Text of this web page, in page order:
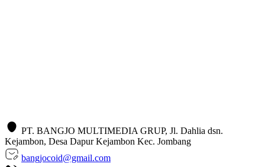
PT. BANGJO MULTIMEDIA GRUP, Jl. Dahlia dsn.
Kejambon, Desa Dapur Kejambon Kec. Jombang
bangjocoid@gmail.com